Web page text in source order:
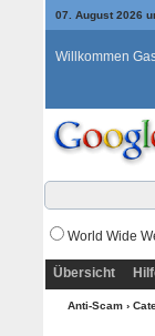
07. August 2026
Willkommen
World Wide
Übersicht
Anti-Scam›